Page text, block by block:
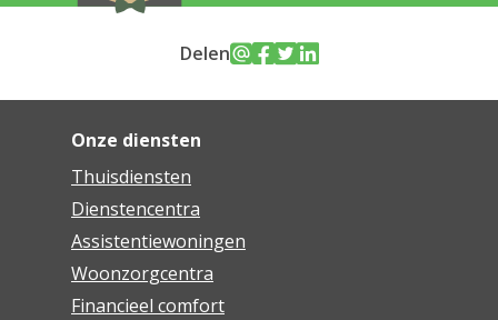
Delen
Onze diensten
Thuisdiensten
Dienstencentra
Assistentiewoningen
Woonzorgcentra
Financieel comfort